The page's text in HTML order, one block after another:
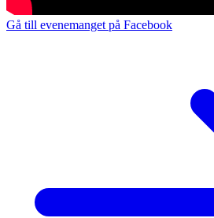
Gå till evenemanget på Facebook